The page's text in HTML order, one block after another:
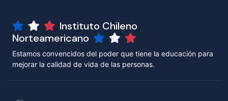
Instituto Chileno
Norteamericano
Estamos convencidos del poder que tiene la educación para
mejorar la calidad de vida de las personas.